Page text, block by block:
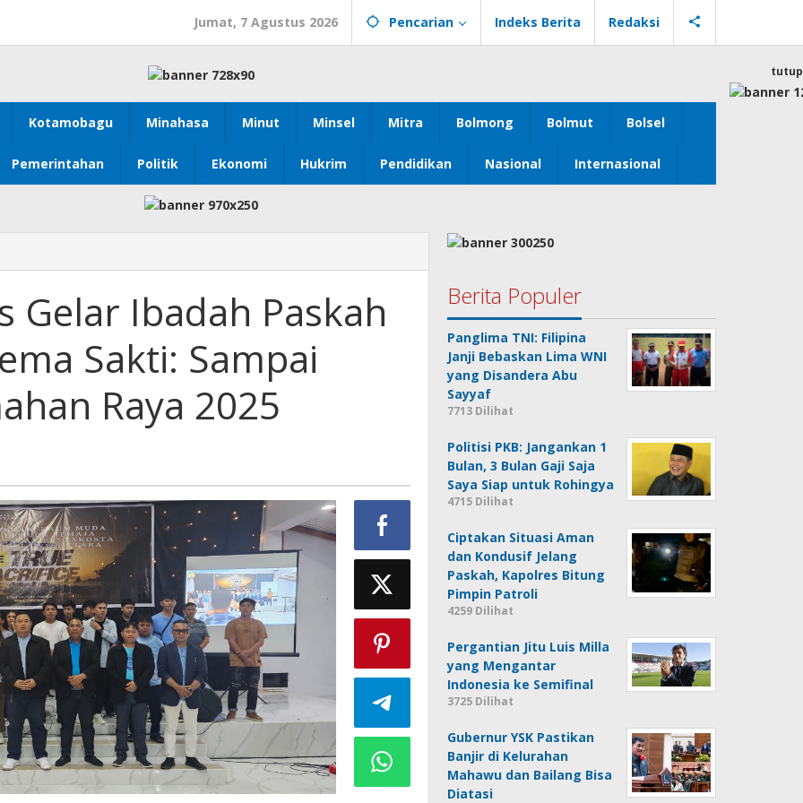
Jumat, 7 Agustus 2026 Pencarian Indeks Berita Redaksi
Kotamobagu Minahasa Minut Minsel Mitra Bolmong Bolmut Bolsel
Pemerintahan Politik Ekonomi Hukrim Pendidikan Nasional Internasional
tutup
Gelar Ibadah Paskah
Sakti: Sampai
Raya 2025
Berita Populer
Panglima TNI: Filipina
Janji Bebaskan Lima WNI
yang Disandera Abu
Sayyaf
7713 Dilihat
Politisi PKB: Jangankan 1
Bulan, 3 Bulan Gaji Saja
Saya Siap untuk Rohingya
4715 Dilihat
Ciptakan Situasi Aman
dan Kondusif Jelang
Paskah, Kapolres Bitung
Pimpin Patroli
4259 Dilihat
Pergantian Jitu Luis Milla
yang Mengantar
Indonesia ke Semifinal
3725 Dilihat
Gubernur YSK Pastikan
Banjir di Kelurahan
Mahawu dan Bailang Bisa
Diatasi